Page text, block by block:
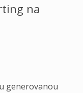
na
generovanou